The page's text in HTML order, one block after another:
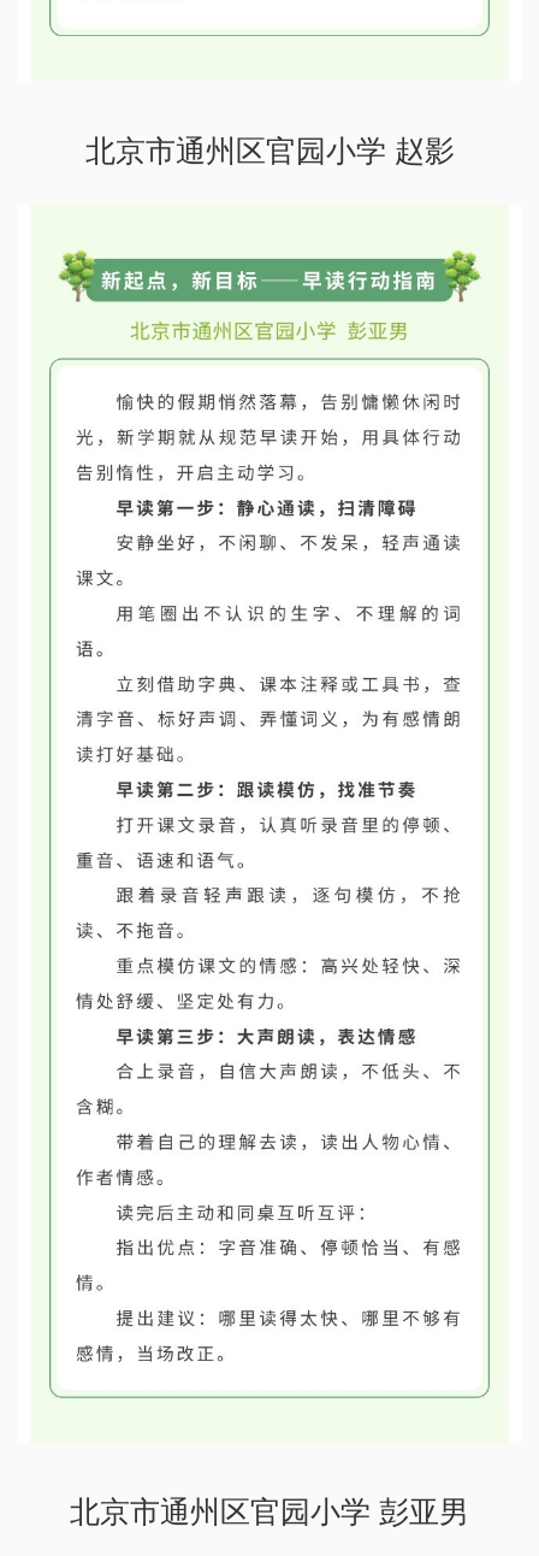
北京市通州区官园小学 赵影
北京市通州区官园小学 彭亚男